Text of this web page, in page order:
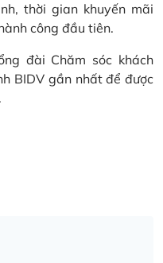
thời gian khuyến mãi
công đầu tiên.
đài Chăm sóc khách
BIDV gần nhất để được